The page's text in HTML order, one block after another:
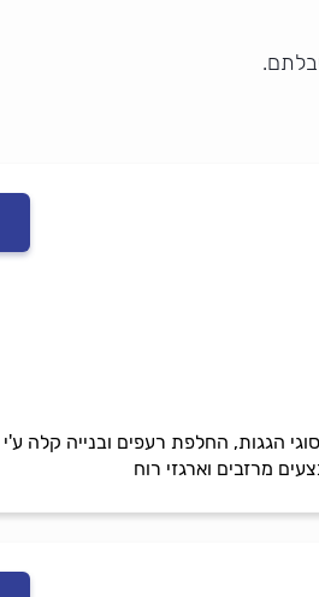
הגגות, החלפת רעפים ובנייה קלה ע'י
מרזבים וארגזי רוח